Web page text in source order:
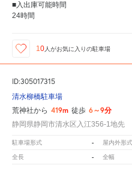
■入出庫可能時間
24時間
10人がお気に入りの駐車場
ID:305017315
清水柳橋駐車場
荒神社から 419m 徒歩 6～9分
静岡県静岡市清水区入江356-1地先
駐車場形式 - 屋内外形式
全長 - 全幅